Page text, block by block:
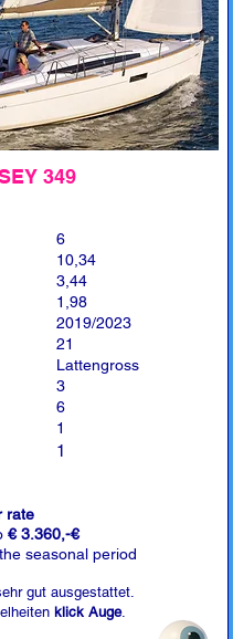
349
6
10,34
3,44
1,98
2019/2023
21
Lattengross
3
6
1
1
rate
€ 3.360,-€
seasonal period
gut ausgestattet.
klick Auge.